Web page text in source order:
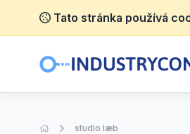
Tato stránka používá
Úvodní stránka
studio læb